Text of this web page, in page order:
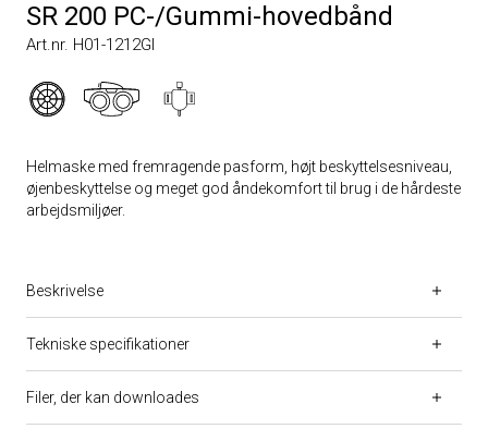
SR 200 PC-/Gummi-hovedbånd
Art.nr. H01-1212GI
Helmaske med fremragende pasform, højt beskyttelsesniveau,
øjenbeskyttelse og meget god åndekomfort til brug i de hårdeste
arbejdsmiljøer.
Beskrivelse
Tekniske specifikationer
Filer, der kan downloades